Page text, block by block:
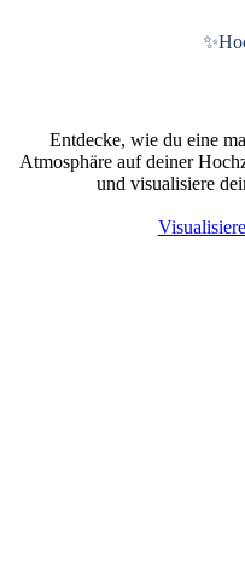
✨
Entdecke, wie du eine
Atmosphäre auf deiner
und visualisiere